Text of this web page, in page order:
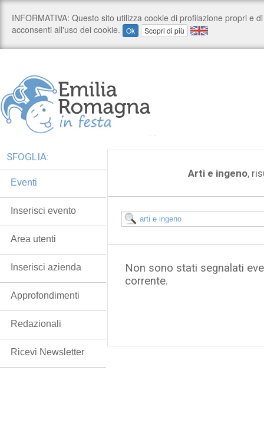
Arti e ingeno,
Non sono stati segnalati
corrente.
SFOGLIA:
Eventi
Inserisci evento
Area utenti
Inserisci azienda
Approfondimenti
Redazionali
Ricevi Newsletter